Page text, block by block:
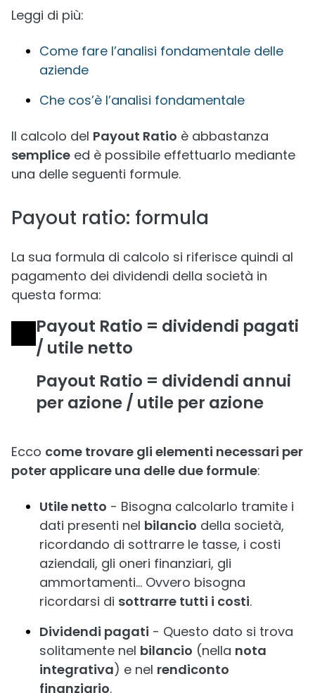
Leggi di più:
Come fare l’analisi fondamentale delle
aziende
Che cos’è l’analisi fondamentale
Il calcolo del Payout Ratio è abbastanza
semplice ed è possibile effettuarlo mediante
una delle seguenti formule.
Payout ratio: formula
La sua formula di calcolo si riferisce quindi al
pagamento dei dividendi della società in
questa forma:
Payout Ratio = dividendi pagati
/ utile netto
Payout Ratio = dividendi annui
per azione / utile per azione
Ecco come trovare gli elementi necessari per
poter applicare una delle due formule:
Utile netto - Bisogna calcolarlo tramite i
dati presenti nel bilancio della società,
ricordando di sottrarre le tasse, i costi
aziendali, gli oneri finanziari, gli
ammortamenti… Ovvero bisogna
ricordarsi di sottrarre tutti i costi.
Dividendi pagati - Questo dato si trova
solitamente nel bilancio (nella nota
integrativa) e nel rendiconto
finanziario.